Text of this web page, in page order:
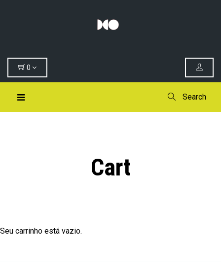
0
Search
Cart
Seu carrinho está vazio.